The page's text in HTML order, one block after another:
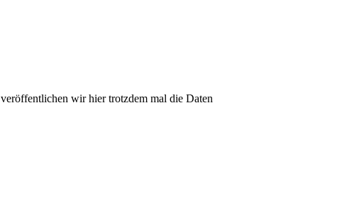
wir hier trotzdem mal die Daten